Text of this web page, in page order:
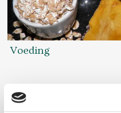
Voeding